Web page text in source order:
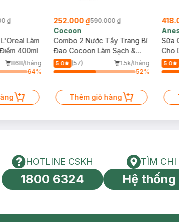
₫
Làm
400ml
868/tháng
64%
252.000 ₫590.000 ₫
Cocoon
Combo 2 Nước Tẩy Trang Bí
Đao Cocoon Làm Sạch &
Giảm Dầu 500ml
5.0 (57)
1.5k/tháng
52%
Thêm giỏ hàng
Sữa
Cho
60ml
5.0
hiệu uy tín toàn cầu
HOTLINE CSKH
HOTLINE CSKH
1800 6324
TÌM CHI
Hệ thống